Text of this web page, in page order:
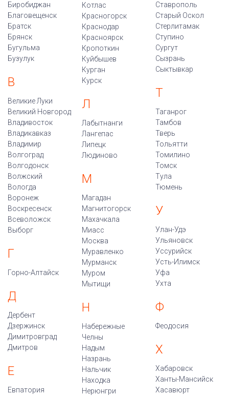
Биробиджан
Благовещенск
Братск
Брянск
Бугульма
Бузулук
В
Великие Луки
Великий Новгород
Владивосток
Владикавказ
Владимир
Волгоград
Волгодонск
Волжский
Вологда
Воронеж
Воскресенск
Всеволожск
Выборг
Г
Горно-Алтайск
Д
Дербент
Дзержинск
Димитровград
Дмитров
Е
Евпатория
Котлас
Красногорск
Краснодар
Красноярск
Кропоткин
Куйбышев
Курган
Курск
Л
Лабытнанги
Лангепас
Липецк
Людиново
М
Магадан
Магнитогорск
Махачкала
Миасс
Москва
Муравленко
Мурманск
Муром
Мытищи
Н
Набережные
Челны
Надым
Назрань
Нальчик
Находка
Нерюнгри
Ставрополь
Старый Оскол
Стерлитамак
Ступино
Сургут
Сызрань
Сыктывкар
Т
Таганрог
Тамбов
Тверь
Тольятти
Томилино
Томск
Тула
Тюмень
У
Улан-Удэ
Ульяновск
Уссурийск
Усть-Илимск
Уфа
Ухта
Ф
Феодосия
Х
Хабаровск
Ханты-Мансийск
Хасавюрт